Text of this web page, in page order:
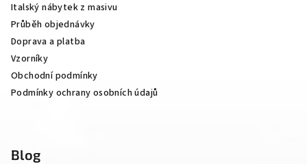
Italský nábytek z masivu
Průběh objednávky
Doprava a platba
Vzorníky
Obchodní podmínky
Podmínky ochrany osobních údajů
Blog